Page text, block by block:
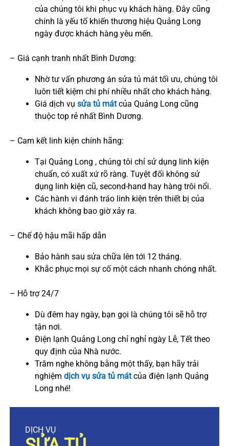
của chúng tôi khi phục vụ khách hàng. Đây cũng
chính là yếu tố khiến thương hiệu Quảng Long
ngày được khách hàng yêu mến.
– Giá cạnh tranh nhất Bình Dương:
Nhờ tư vấn phương án sửa tủ mát tối ưu, chúng tôi
luôn tiết kiệm chi phí nhiều nhất cho khách hàng.
Giá dịch vụsửa tủ mátcủa Quảng Long cũng
thuộc top rẻ nhất Bình Dương.
– Cam kết linh kiện chính hãng:
Tại Quảng Long , chúng tôi chỉ sử dụng linh kiện
chuẩn, có xuất xứ rõ ràng. Tuyệt đối không sử
dụng linh kiện cũ, second-hand hay hàng trôi nổi.
Các hành vi đánh tráo linh kiện trên thiết bị của
khách không bao giờ xảy ra.
– Chế độ hậu mãi hấp dẫn
Bảo hành sau sửa chữa lên tới 12 tháng.
Khắc phục mọi sự cố một cách nhanh chóng nhất.
– Hỗ trợ 24/7
Dù đêm hay ngày, bạn gọi là chúng tôi sẽ hỗ trợ
tận nơi.
Điện lạnh Quảng Long chỉ nghỉ ngày Lễ, Tết theo
quy định của Nhà nước.
Trăm nghe không bằng một thấy, bạn hãy trải
nghiệmdịch vụ sửa tủ mátcủa điện lạnh Quảng
Long nhé!
DỊCH VỤ